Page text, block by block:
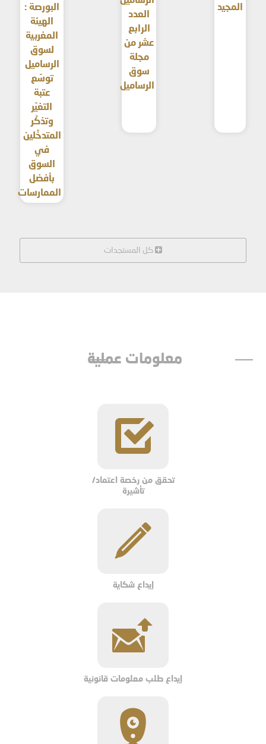
المجيد
العدد
الرابع
عشر من
مجلة
سوق
الرساميل
البورصة :
الهيئة
المغربية
لسوق
الرساميل
توسّع
عتبة
التغيّر
وتذكّر
المتدخّلين
في
السوق
بأفضل
الممارسات
كل المستجدات
معلومات عملية
تحقق من رخصة اعتماد/
تأشيرة
إيداع شكاية
إيداع طلب معلومات قانونية